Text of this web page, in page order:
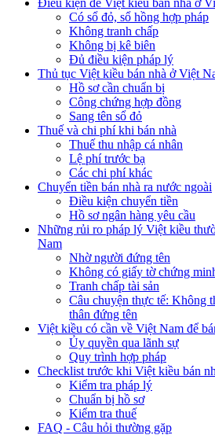
Điều kiện để Việt kiều bán nhà ở
Có sổ đỏ, sổ hồng hợp pháp
Không tranh chấp
Không bị kê biên
Đủ điều kiện pháp lý
Thủ tục Việt kiều bán nhà ở Việt
Hồ sơ cần chuẩn bị
Công chứng hợp đồng
Sang tên sổ đỏ
Thuế và chi phí khi bán nhà
Thuế thu nhập cá nhân
Lệ phí trước bạ
Các chi phí khác
Chuyển tiền bán nhà ra nước ngoài
Điều kiện chuyển tiền
Hồ sơ ngân hàng yêu cầu
Những rủi ro pháp lý Việt kiều
Nam
Nhờ người đứng tên
Không có giấy tờ chứng
Tranh chấp tài sản
Câu chuyện thực tế: Không
thân đứng tên
Việt kiều có cần về Việt Nam để
Ủy quyền qua lãnh sự
Quy trình hợp pháp
Checklist trước khi Việt kiều bán
Kiểm tra pháp lý
Chuẩn bị hồ sơ
Kiểm tra thuế
FAQ - Câu hỏi thường gặp